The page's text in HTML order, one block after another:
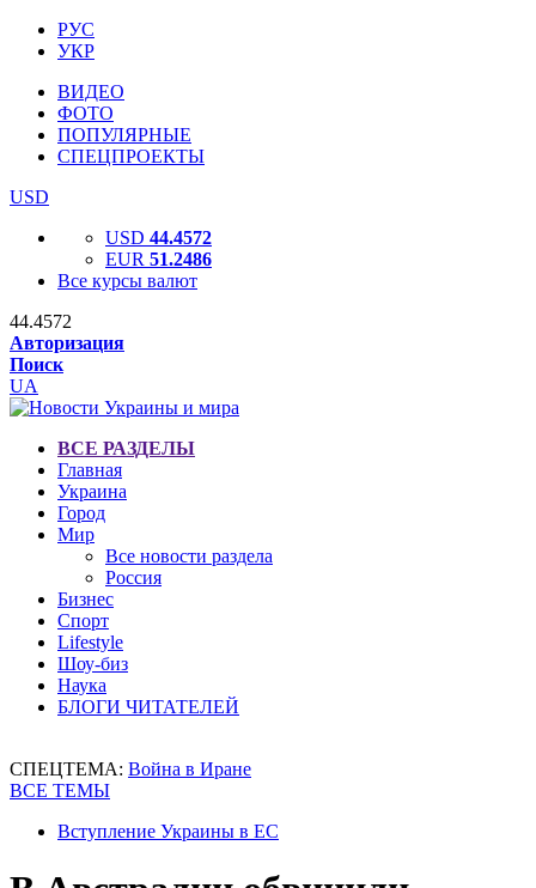
РУС
УКР
ВИДЕО
ФОТО
ПОПУЛЯРНЫЕ
СПЕЦПРОЕКТЫ
USD
USD 44.4572
EUR 51.2486
Все курсы валют
44.4572
Авторизация
Поиск
UA
ВСЕ РАЗДЕЛЫ
Главная
Украина
Город
Мир
Все новости раздела
Россия
Бизнес
Спорт
Lifestyle
Шоу-биз
Наука
БЛОГИ ЧИТАТЕЛЕЙ
СПЕЦТЕМА: Война в Иране
ВСЕ ТЕМЫ
Вступление Украины в ЕС